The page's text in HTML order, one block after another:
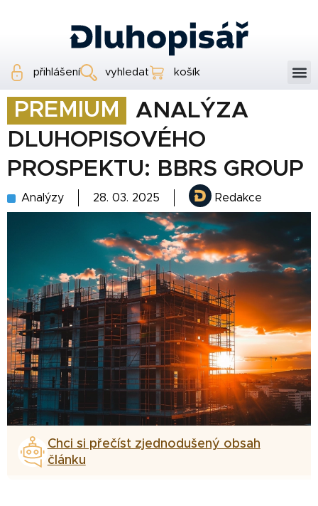
přihlášení vyhledat košík
PREMIUM
ANALÝZA
DLUHOPISOVÉHO
PROSPEKTU: BBRS GROUP
Analýzy 28. 03. 2025 Redakce
Chci si přečíst zjednodušený obsah
článku